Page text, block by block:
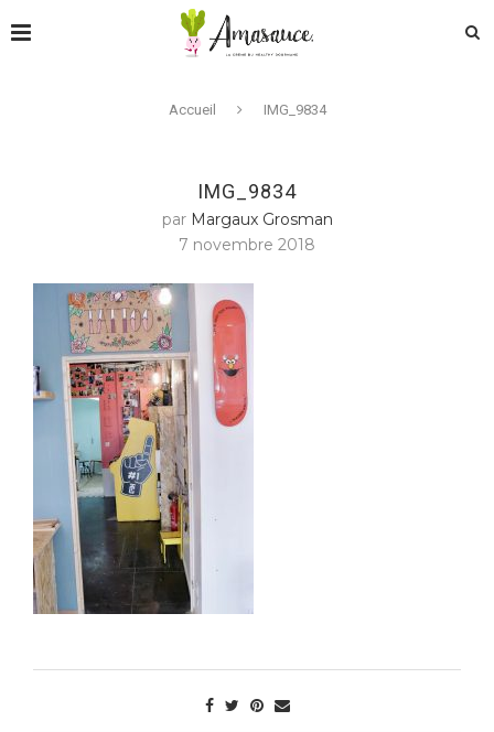
Accueil IMG_9834
IMG_9834
par Margaux Grosman
7 novembre 2018